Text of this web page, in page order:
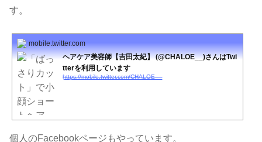
す。
mobile.twitter.com
ヘアケア美容師【吉田太紀】 (@CHALOE__)さんはTwi
tterを利用しています
https://mobile.twitter.com/CHALOE__
個人のFacebookページもやっています。